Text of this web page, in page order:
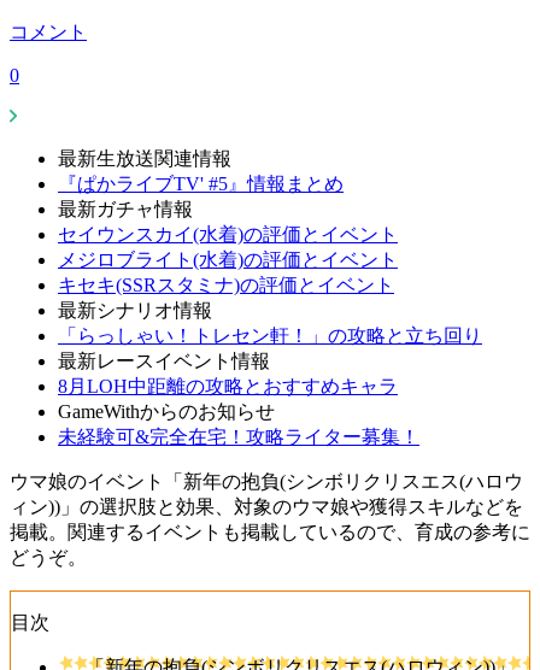
コメント
0
最新生放送関連情報
『ぱかライブTV' #5』情報まとめ
最新ガチャ情報
セイウンスカイ(水着)の評価とイベント
メジロブライト(水着)の評価とイベント
キセキ(SSRスタミナ)の評価とイベント
最新シナリオ情報
「らっしゃい！トレセン軒！」の攻略と立ち回り
最新レースイベント情報
8月LOH中距離の攻略とおすすめキャラ
GameWithからのお知らせ
未経験可&完全在宅！攻略ライター募集！
ウマ娘のイベント「新年の抱負(シンボリクリスエス(ハロウ
ィン))」の選択肢と効果、対象のウマ娘や獲得スキルなどを
掲載。関連するイベントも掲載しているので、育成の参考に
どうぞ。
目次